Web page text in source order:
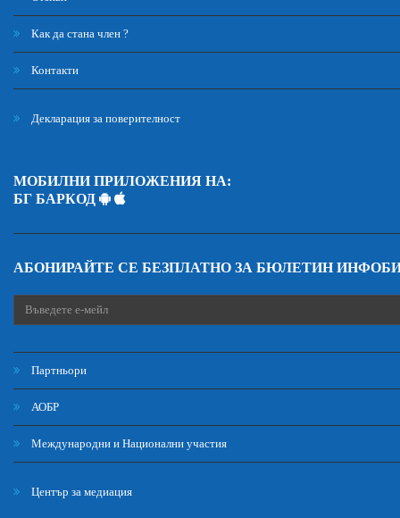
Как да стана член ?
Контакти
Декларация за поверителност
МОБИЛНИ ПРИЛОЖЕНИЯ НА:
БГ БАРКОД
АБОНИРАЙТЕ СЕ БЕЗПЛАТНО ЗА БЮЛЕТИН
Партньори
АОБР
Международни и Национални участия
Център за медиация